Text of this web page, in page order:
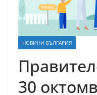
НОВИНИ БЪЛГАРИЯ
30